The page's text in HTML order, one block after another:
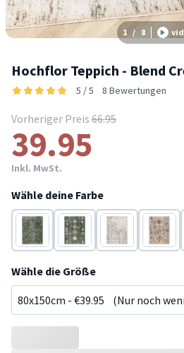
1 / 8
Hochflor Teppich - Blend
5 / 5 8 Bewertungen
Vorheriger Preis 66.95
39.95
Inkl. MwSt.
Wähle deine Farbe
Grün Grün Beige Beige
Wähle die Größe